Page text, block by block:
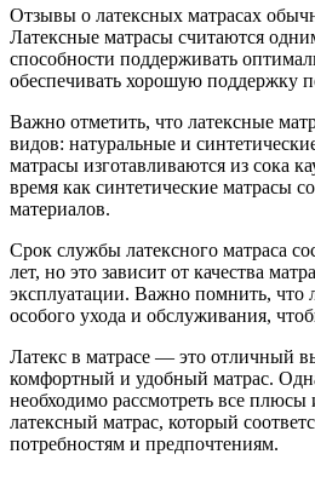
Отзывы о латексных матрасах
Латексные матрасы считаются
способности поддерживать
обеспечивать хорошую поддержку
Важно отметить, что латексные
видов: натуральные и
матрасы изготавливаются из сока
время как синтетические матрасы
материалов.
Срок службы латексного матраса
лет, но это зависит от качества
эксплуатации. Важно помнить, что
особого ухода и обслуживания,
Латекс в матрасе — это отличный
комфортный и удобный матрас.
необходимо рассмотреть все
латексный матрас, который
потребностям и предпочтениям.